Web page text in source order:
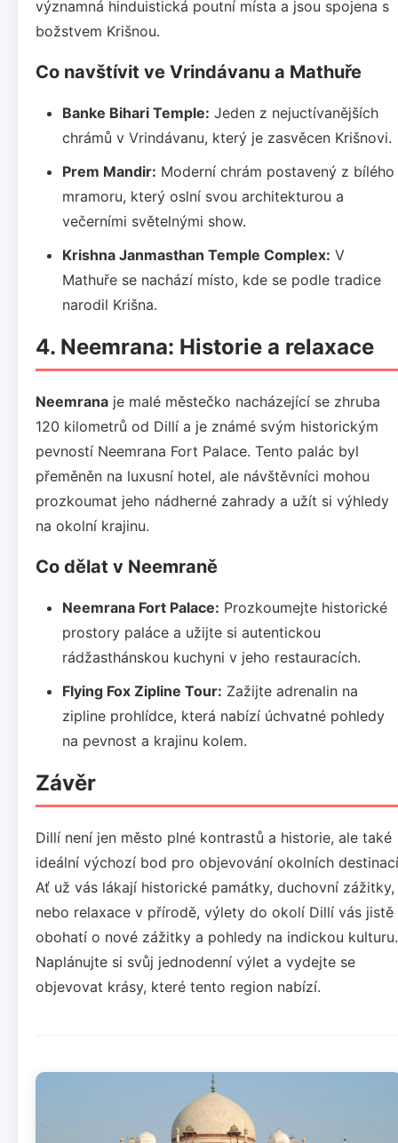
významná hinduistická poutní místa a jsou spojena s
božstvem Krišnou.
Co navštívit ve Vrindávanu a Mathuře
Banke Bihari Temple: Jeden z nejuctívanějších
chrámů v Vrindávanu, který je zasvěcen Krišnovi.
Prem Mandir: Moderní chrám postavený z bílého
mramoru, který oslní svou architekturou a
večerními světelnými show.
Krishna Janmasthan Temple Complex: V
Mathuře se nachází místo, kde se podle tradice
narodil Krišna.
4. Neemrana: Historie a relaxace
Neemrana je malé městečko nacházející se zhruba
120 kilometrů od Dillí a je známé svým historickým
pevností Neemrana Fort Palace. Tento palác byl
přeměněn na luxusní hotel, ale návštěvníci mohou
prozkoumat jeho nádherné zahrady a užít si výhledy
na okolní krajinu.
Co dělat v Neemraně
Neemrana Fort Palace: Prozkoumejte historické
prostory paláce a užijte si autentickou
rádžasthánskou kuchyni v jeho restauracích.
Flying Fox Zipline Tour: Zažijte adrenalin na
zipline prohlídce, která nabízí úchvatné pohledy
na pevnost a krajinu kolem.
Závěr
Dillí není jen město plné kontrastů a historie, ale také
ideální výchozí bod pro objevování okolních
Ať už vás lákají historické památky, duchovní zážitky,
nebo relaxace v přírodě, výlety do okolí Dillí vás jistě
obohatí o nové zážitky a pohledy na indickou kulturu.
Naplánujte si svůj jednodenní výlet a vydejte se
objevovat krásy, které tento region nabízí.